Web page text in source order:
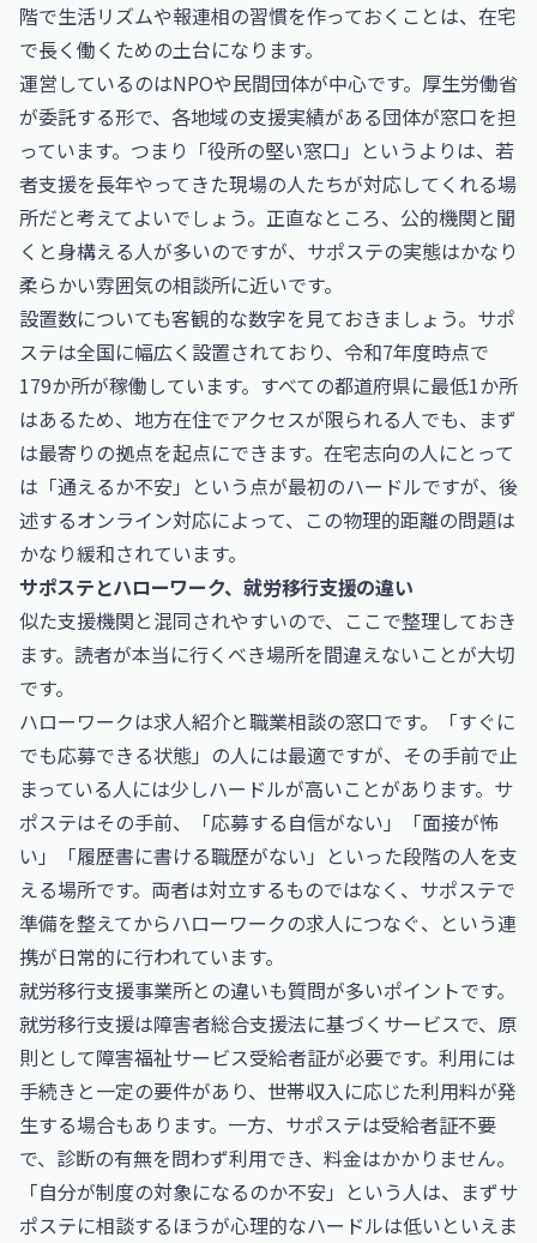
階で生活リズムや報連相の習慣を作っておくことは、在宅
で長く働くための土台になります。
運営しているのはNPOや民間団体が中心です。厚生労働省
が委託する形で、各地域の支援実績がある団体が窓口を担
っています。つまり「役所の堅い窓口」というよりは、若
者支援を長年やってきた現場の人たちが対応してくれる場
所だと考えてよいでしょう。正直なところ、公的機関と聞
くと身構える人が多いのですが、サポステの実態はかなり
柔らかい雰囲気の相談所に近いです。
設置数についても客観的な数字を見ておきましょう。サポ
ステは全国に幅広く設置されており、令和7年度時点で
179か所が稼働しています。すべての都道府県に最低1か所
はあるため、地方在住でアクセスが限られる人でも、まず
は最寄りの拠点を起点にできます。在宅志向の人にとって
は「通えるか不安」という点が最初のハードルですが、後
述するオンライン対応によって、この物理的距離の問題は
かなり緩和されています。
サポステとハローワーク、就労移行支援の違い
似た支援機関と混同されやすいので、ここで整理しておき
ます。読者が本当に行くべき場所を間違えないことが大切
です。
ハローワークは求人紹介と職業相談の窓口です。「すぐに
でも応募できる状態」の人には最適ですが、その手前で止
まっている人には少しハードルが高いことがあります。サ
ポステはその手前、「応募する自信がない」「面接が怖
い」「履歴書に書ける職歴がない」といった段階の人を支
える場所です。両者は対立するものではなく、サポステで
準備を整えてからハローワークの求人につなぐ、という連
携が日常的に行われています。
就労移行支援事業所との違いも質問が多いポイントです。
就労移行支援は障害者総合支援法に基づくサービスで、原
則として障害福祉サービス受給者証が必要です。利用には
手続きと一定の要件があり、世帯収入に応じた利用料が発
生する場合もあります。一方、サポステは受給者証不要
で、診断の有無を問わず利用でき、料金はかかりません。
「自分が制度の対象になるのか不安」という人は、まずサ
ポステに相談するほうが心理的なハードルは低いといえま